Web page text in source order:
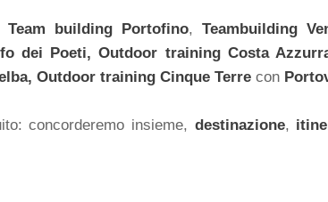
Team building Portofino, Teambuilding
dei Poeti,Outdoor training Costa
Outdoor training Cinque Terre con
concorderemo insieme, destinazione,